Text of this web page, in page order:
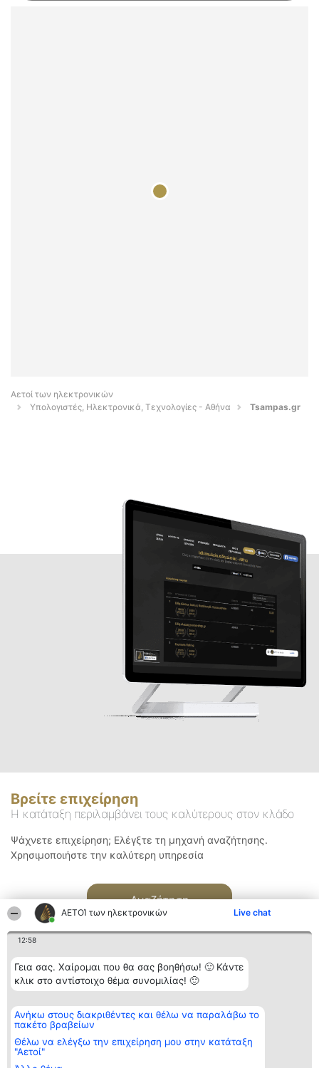
ΑΕΤΟΊ των ηλεκτρονικών Live chat
12:58
Γεια σας. Χαίρομαι που θα σας βοηθήσω! 🙂 Κάντε
κλικ στο αντίστοιχο θέμα συνομιλίας! 🙂
Ανήκω στους διακριθέντες και θέλω να παραλάβω το
πακέτο βραβείων
Θέλω να ελέγξω την επιχείρηση μου στην κατάταξη
"Αετοί"
Αετοί των ηλεκτρονικών
Υπολογιστές, Ηλεκτρονικά, Τεχνολογίες - Αθήνα
Tsampas.gr
Βρείτε επιχείρηση
Η κατάταξη περιλαμβάνει τους καλύτερους στον κλάδο
Ψάχνετε επιχείρηση; Ελέγξτε τη μηχανή αναζήτησης.
Χρησιμοποιήστε την καλύτερη υπηρεσία
Αναζήτηση
Διοργανωτής της
κατάταξης
BEAUTIFUL COMPANY
ΤΗΛ. ΕΠΙΚΟΙΝΩΝΙΑΣ:
2104128019
Κατάταξη
Διακριθέντες
των
διακριθέντων
Επικοινωνία
Επικοινωνία